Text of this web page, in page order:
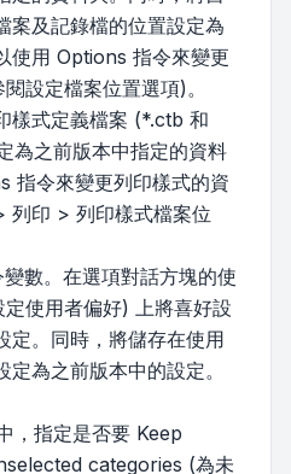
案及記錄檔的位置設定為
使用 Options 指令來變更
設定檔案位置選項)。
式定義檔案 (*.ctb 和
為之前版本中指定的資料
指令來變更列印樣式的資
列印 > 列印樣式檔案位
。在選項對話方塊的使
使用者偏好) 上將喜好設
定。同時，將儲存在使用
為之前版本中的設定。
，指定是否要 Keep
categories (為未